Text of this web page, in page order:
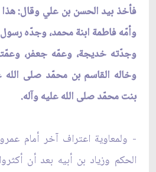
فأخذ بيد الحسن بن علي وقال:
وأمّه فاطمة ابنة محمد، وجدّه رسول
وجدّته خديجة، وعمّه جعفر،
وخاله القاسم بن محمّد صلى الله
بنت محمّد صلى الله عليه وآله.
- ولمعاوية اعتراف آخر أمام
الحكم وزياد بن أبيه بعد أن